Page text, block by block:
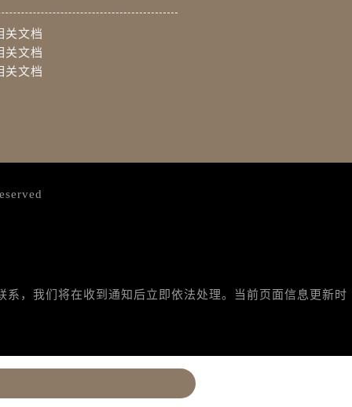
关文档
关文档
关文档
，我们将在收到通知后立即依法处理。当前页面信息更新时